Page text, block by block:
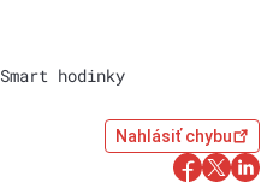
Smart hodinky
Nahlásiť chybu